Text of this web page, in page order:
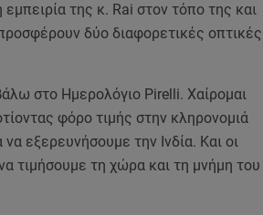
της κ. Rai στον τόπο της και
δύο διαφορετικές οπτικές
στο Ημερολόγιο Pirelli. Χαίρομαι
φόρο τιμής στην κληρονομιά
εξερευνήσουμε την Ινδία. Και οι
τιμήσουμε τη χώρα και τη μνήμη του